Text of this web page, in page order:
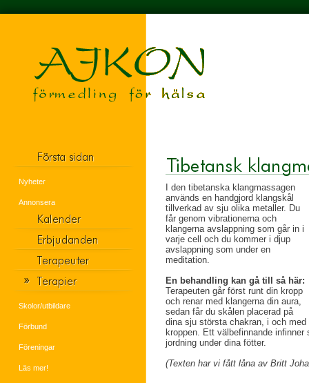
Nyheter
Annonsera
Skolor/utbildare
Förbund
Föreningar
Läs mer!
I den tibetanska klangmassagen
används en handgjord klangskål
tillverkad av sju olika metaller. Du
får genom vibrationerna och
klangerna avslappning som går in i
varje cell och du kommer i djup
avslappning som under en
meditation.
En behandling kan gå till så här:
Terapeuten går först runt din kropp
och renar med klangerna din aura,
sedan får du skålen placerad på
dina sju största chakran, i och
kroppen. Ett välbefinnande
jordning under dina fötter.
(Texten har vi fått låna av Britt